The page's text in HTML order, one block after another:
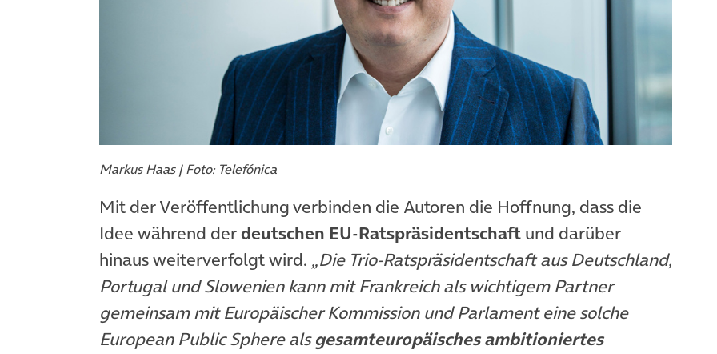
Markus Haas | Foto: Telefónica
Mit der Veröffentlichung verbinden die Autoren die Hoffnung, dass die
Idee während derdeutschen EU-Ratspräsidentschaft und darüber
hinaus weiterverfolgt wird. „Die Trio-Ratspräsidentschaft aus Deutschland,
Portugal und Slowenien kann mit Frankreich als wichtigem Partner
gemeinsam mit Europäischer Kommission und Parlament eine solche
European Public Sphere alsgesamteuropäisches ambitioniertes